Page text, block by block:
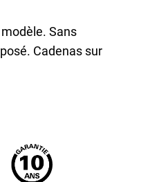
Sans
Cadenas sur